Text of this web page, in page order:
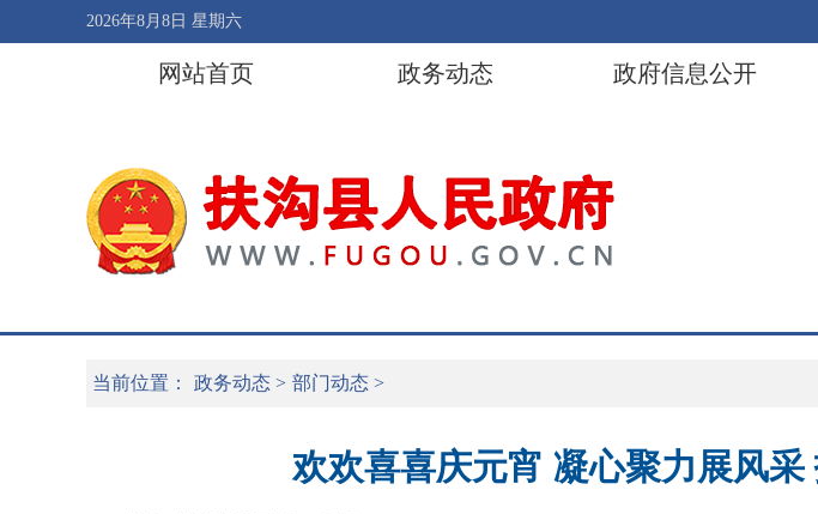
2026年8月8日 星期六
网站首页 政务动态 政府信息公开
当前位置： 政务动态 > 部门动态 >
欢欢喜喜庆元宵 凝心聚力展风